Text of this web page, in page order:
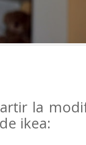
la
ikea: